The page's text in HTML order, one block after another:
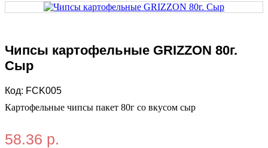
Чипсы картофельные GRIZZON 80г.
Сыр
Код: FCK005
Картофельные чипсы пакет 80г со вкусом сыр
58.36 р.